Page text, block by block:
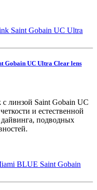
Gobain UC Ultra Clear lens
линзой Saint Gobain UC
и естественной
дайвинга, подводных